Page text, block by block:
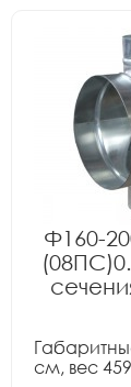
Ф160-
см, вес